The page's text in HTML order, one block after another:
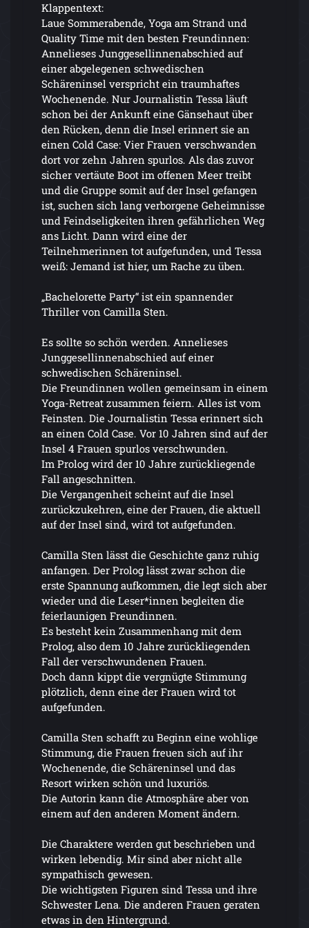
Klappentext:
Laue Sommerabende, Yoga am Strand und
Quality Time mit den besten Freundinnen:
Annelieses Junggesellinnenabschied auf
einer abgelegenen schwedischen
Schäreninsel verspricht ein traumhaftes
Wochenende. Nur Journalistin Tessa läuft
schon bei der Ankunft eine Gänsehaut über
den Rücken, denn die Insel erinnert sie an
einen Cold Case: Vier Frauen verschwanden
dort vor zehn Jahren spurlos. Als das zuvor
sicher vertäute Boot im offenen Meer treibt
und die Gruppe somit auf der Insel gefangen
ist, suchen sich lang verborgene Geheimnisse
und Feindseligkeiten ihren gefährlichen Weg
ans Licht. Dann wird eine der
Teilnehmerinnen tot aufgefunden, und Tessa
weiß: Jemand ist hier, um Rache zu üben.
„Bachelorette Party“ ist ein spannender
Thriller von Camilla Sten.
Es sollte so schön werden. Annelieses
Junggesellinnenabschied auf einer
schwedischen Schäreninsel.
Die Freundinnen wollen gemeinsam in einem
Yoga-Retreat zusammen feiern. Alles ist vom
Feinsten. Die Journalistin Tessa erinnert sich
an einen Cold Case. Vor 10 Jahren sind auf der
Insel 4 Frauen spurlos verschwunden.
Im Prolog wird der 10 Jahre zurückliegende
Fall angeschnitten.
Die Vergangenheit scheint auf die Insel
zurückzukehren, eine der Frauen, die aktuell
auf der Insel sind, wird tot aufgefunden.
Camilla Sten lässt die Geschichte ganz ruhig
anfangen. Der Prolog lässt zwar schon die
erste Spannung aufkommen, die legt sich aber
wieder und die Leser*innen begleiten die
feierlaunigen Freundinnen.
Es besteht kein Zusammenhang mit dem
Prolog, also dem 10 Jahre zurückliegenden
Fall der verschwundenen Frauen.
Doch dann kippt die vergnügte Stimmung
plötzlich, denn eine der Frauen wird tot
aufgefunden.
Camilla Sten schafft zu Beginn eine wohlige
Stimmung, die Frauen freuen sich auf ihr
Wochenende, die Schäreninsel und das
Resort wirken schön und luxuriös.
Die Autorin kann die Atmosphäre aber von
einem auf den anderen Moment ändern.
Die Charaktere werden gut beschrieben und
wirken lebendig. Mir sind aber nicht alle
sympathisch gewesen.
Die wichtigsten Figuren sind Tessa und ihre
Schwester Lena. Die anderen Frauen geraten
etwas in den Hintergrund.